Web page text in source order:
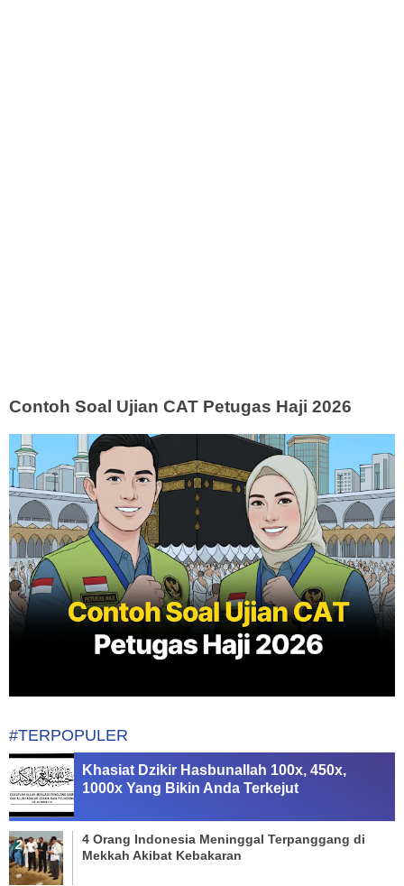
Contoh Soal Ujian CAT Petugas Haji 2026
#TERPOPULER
Khasiat Dzikir Hasbunallah 100x, 450x,
1000x Yang Bikin Anda Terkejut
4 Orang Indonesia Meninggal Terpanggang di
Mekkah Akibat Kebakaran